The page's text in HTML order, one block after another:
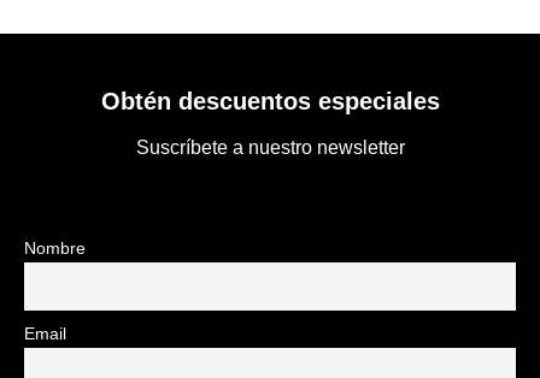
Obtén descuentos especiales
Suscríbete a nuestro newsletter
Nombre
Email